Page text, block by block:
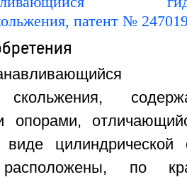
скольжения,
опорами,
расположены, по